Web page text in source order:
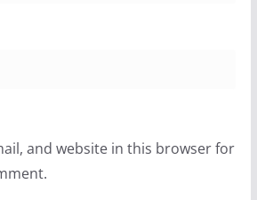
and website in this browser for